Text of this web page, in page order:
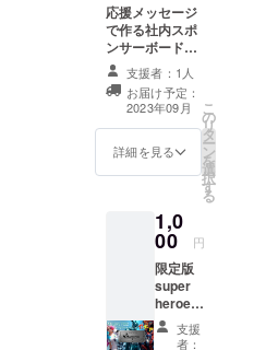
応援メッセージ
で作る社内スポ
ンサーボード！
支援しているの
にメッセージを
逆に送らないと
いけない権利で
す！ 皆様の温か
いメッセージと
（Mighty Fizz
サービスがなく
なるまで、ずっ
と！）掲載しま
す！ 皆様の温か
いご支援を常に
感じながら
「Mighty Fizz」
支援者：1人
お届け予定：
2023年09月
詳細を見る
こ
の
リ
タ
ー
ン
を
選
択
す
る
1,0
00 円
限定版
super
heroes
デジタ
ルアー
支援
者：